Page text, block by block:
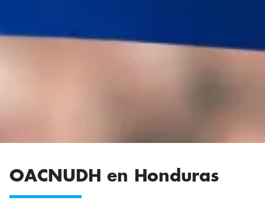
OACNUDH en Honduras